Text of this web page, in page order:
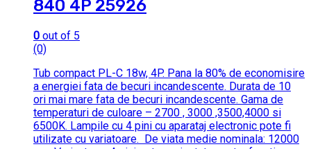
840 4P 25926
0 out of 5
(0)
Tub compact PL-C 18w, 4P. Pana la 80% de economisire
a energiei fata de becuri incandescente. Durata de 10
ori mai mare fata de becuri incandescente. Gama de
temperaturi de culoare – 2700 , 3000 ,3500,4000 si
6500K. Lampile cu 4 pini cu aparataj electronic pote fi
utilizate cu variatoare.
De viata medie nominala: 12000